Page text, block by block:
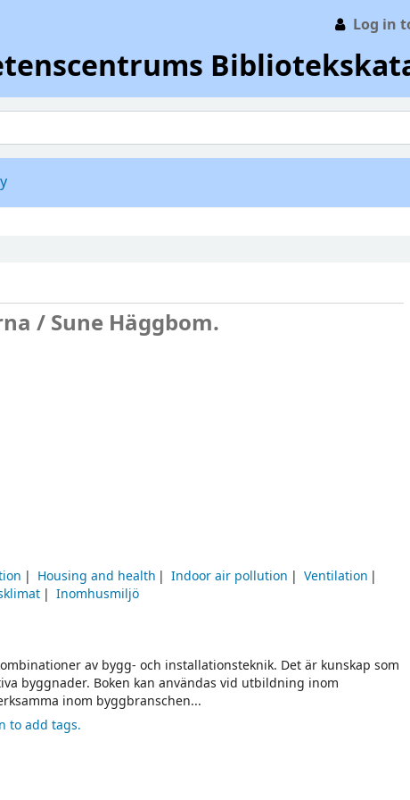
Log in
/Sune Häggbom.
Housing and health Indoor air pollution
Ventilation
Inomhusmiljö
av bygg- och installationsteknik. Det är kunskap som
byggnader. Boken kan användas vid utbildning inom
inom byggbranschen...
to add tags.